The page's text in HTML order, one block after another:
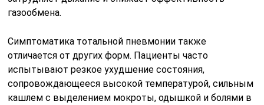
газообмена.
Симптоматика тотальной пневмонии также
отличается от других форм. Пациенты часто
испытывают резкое ухудшение состояния,
сопровождающееся высокой температурой, сильным
кашлем с выделением мокроты, одышкой и болями в